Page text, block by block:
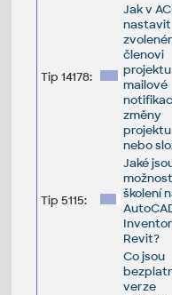
Tip 14178:
Jak v
nastavit
členovi
projektu
mailové
změny
projektu
nebo
Tip 5115:
Jaké
školení
Revit?
Co jsou
verze